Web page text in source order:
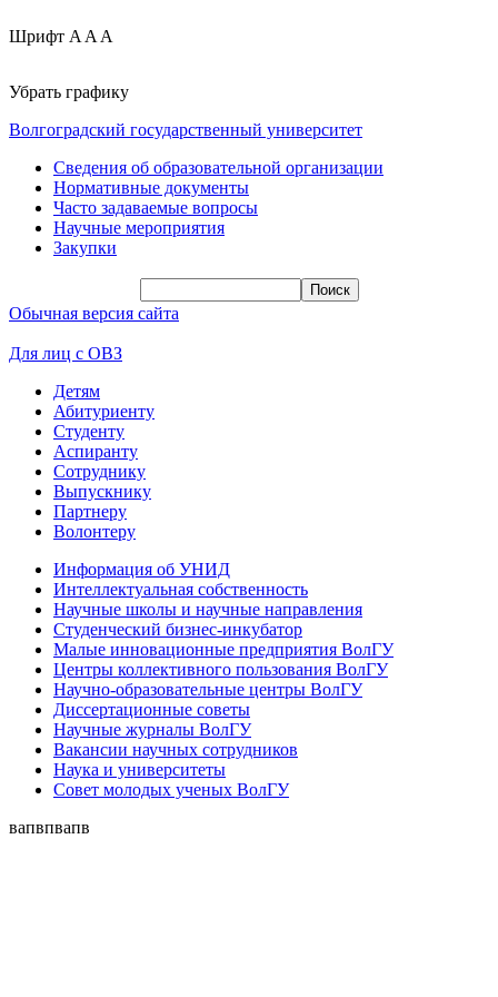
Шрифт A A A
Убрать графику
Волгоградский государственный университет
Сведения об образовательной организации
Нормативные документы
Часто задаваемые вопросы
Научные мероприятия
Закупки
Обычная версия сайта
Для лиц с ОВЗ
Детям
Абитуриенту
Студенту
Аспиранту
Сотруднику
Выпускнику
Партнеру
Волонтеру
Информация об УНИД
Интеллектуальная собственность
Научные школы и научные направления
Студенческий бизнес-инкубатор
Малые инновационные предприятия ВолГУ
Центры коллективного пользования ВолГУ
Научно-образовательные центры ВолГУ
Диссертационные советы
Научные журналы ВолГУ
Вакансии научных сотрудников
Наука и университеты
Совет молодых ученых ВолГУ
вапвпвапв